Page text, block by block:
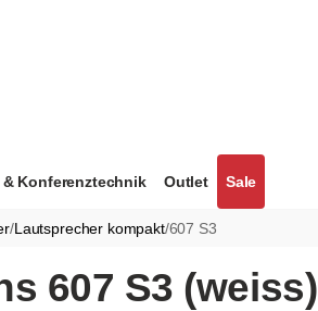
Konferenztechnik Outlet Sale
/Lautsprecher kompakt/607 S3
607 S3 (weiss)